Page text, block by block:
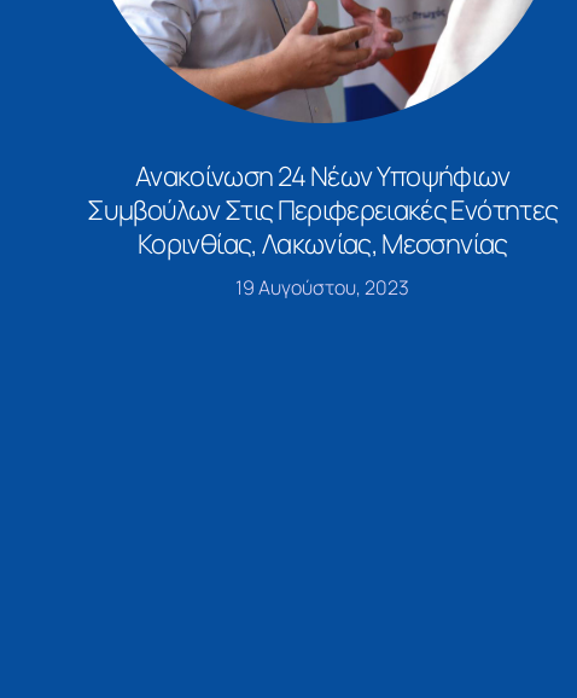
Ανακοίνωση 24 Νέων Υποψήφιων
Συμβούλων Στις Περιφερειακές Ενότητες
Κορινθίας, Λακωνίας, Μεσσηνίας
19 Αυγούστου, 2023